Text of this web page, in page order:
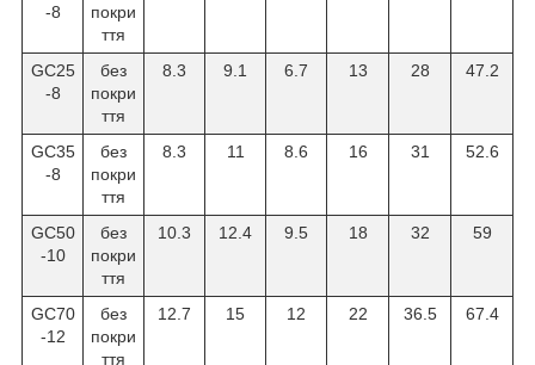
-8
покри
ття
GC25
-8
без
покри
ття
8.3 9.1 6.7 13 28 47.2
GC35
-8
без
покри
ття
8.3 11 8.6 16 31 52.6
GC50
-10
без
покри
ття
10.3 12.4 9.5 18 32 59
GC70
-12
без
покри
ття
12.7 15 12 22 36.5 67.4